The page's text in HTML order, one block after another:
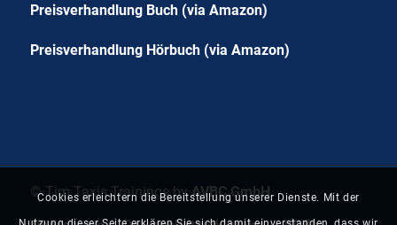
Preisverhandlung Buch (via Amazon)
Preisverhandlung Hörbuch (via Amazon)
© Tim Taxis Trainings byAVBC GmbH
Cookies erleichtern die Bereitstellung unserer Dienste. Mit der